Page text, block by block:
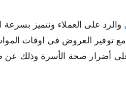
والرد على العملاء ونتميز بسرعة
مع توفير العروض في اوقات
أضرار صحة الأسرة وذلك عن